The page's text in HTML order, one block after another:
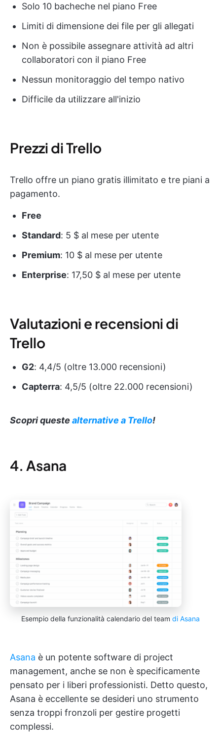
Solo 10 bacheche nel piano Free
Limiti di dimensione dei file per gli allegati
Non è possibile assegnare attività ad altri
collaboratori con il piano Free
Nessun monitoraggio del tempo nativo
Difficile da utilizzare all'inizio
Prezzi di Trello
Trello offre un piano gratis illimitato e tre piani a
pagamento.
Free
Standard: 5 $ al mese per utente
Premium: 10 $ al mese per utente
Enterprise: 17,50 $ al mese per utente
Valutazioni e recensioni di
Trello
G2: 4,4/5 (oltre 13.000 recensioni)
Capterra: 4,5/5 (oltre 22.000 recensioni)
Scopri queste alternative a Trello!
4. Asana
Esempio della funzionalità calendario del team di Asana
Asana è un potente software di project
management, anche se non è specificamente
pensato per i liberi professionisti. Detto questo,
Asana è eccellente se desideri uno strumento
senza troppi fronzoli per gestire progetti
complessi.